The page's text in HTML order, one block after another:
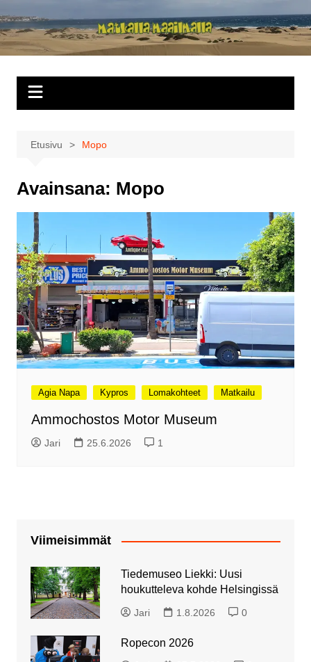
sisältöön
Matkalla
maailmalla
Etusivu Mopo
Avainsana: Mopo
Agia Napa Kypros Lomakohteet Matkailu
Ammochostos Motor Museum
Jari 25.6.2026 1
Viimeisimmät
Tiedemuseo Liekki: Uusi
houkutteleva kohde Helsingissä
Jari 1.8.2026 0
Ropecon 2026